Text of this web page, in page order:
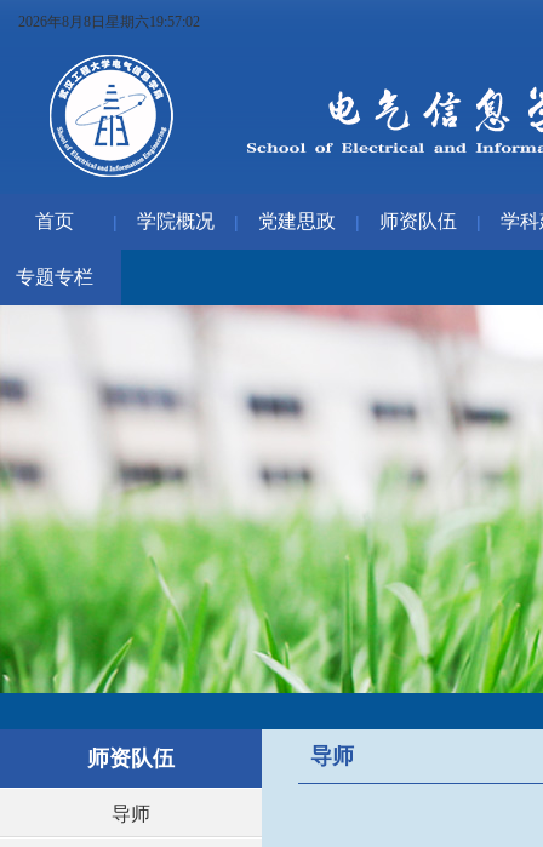
2026年8月8日星期六19:57:03
首页 | 学院概况 | 党建思政 | 师资队伍 | 学
专题专栏
师资队伍
导师
导师